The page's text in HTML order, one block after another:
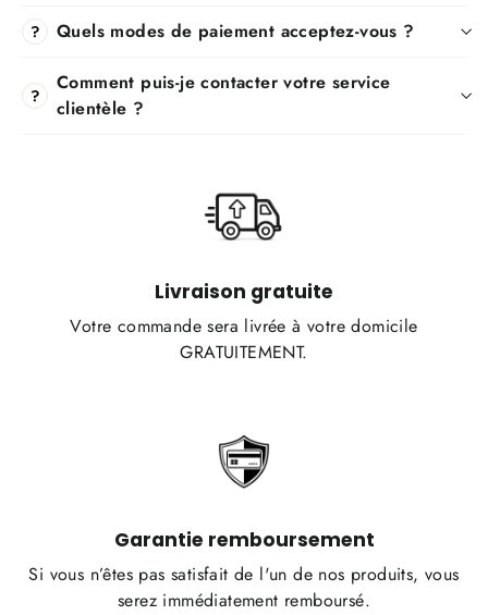
? Quels modes de paiement acceptez-vous ?
?
Comment puis-je contacter votre service
clientèle ?
Livraison gratuite
Votre commande sera livrée à votre domicile
GRATUITEMENT.
Garantie remboursement
Si vous n’êtes pas satisfait de l'un de nos produits, vous
serez immédiatement remboursé.